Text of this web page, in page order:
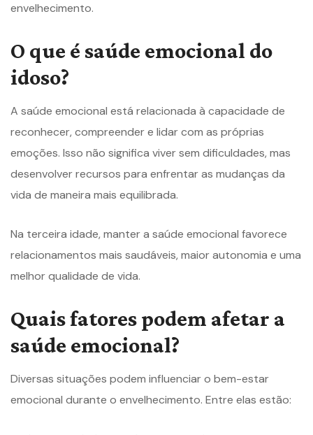
envelhecimento.
O que é saúde emocional do
idoso?
A saúde emocional está relacionada à capacidade de
reconhecer, compreender e lidar com as próprias
emoções. Isso não significa viver sem dificuldades, mas
desenvolver recursos para enfrentar as mudanças da
vida de maneira mais equilibrada.
Na terceira idade, manter a saúde emocional favorece
relacionamentos mais saudáveis, maior autonomia e uma
melhor qualidade de vida.
Quais fatores podem afetar a
saúde emocional?
Diversas situações podem influenciar o bem-estar
emocional durante o envelhecimento. Entre elas estão: